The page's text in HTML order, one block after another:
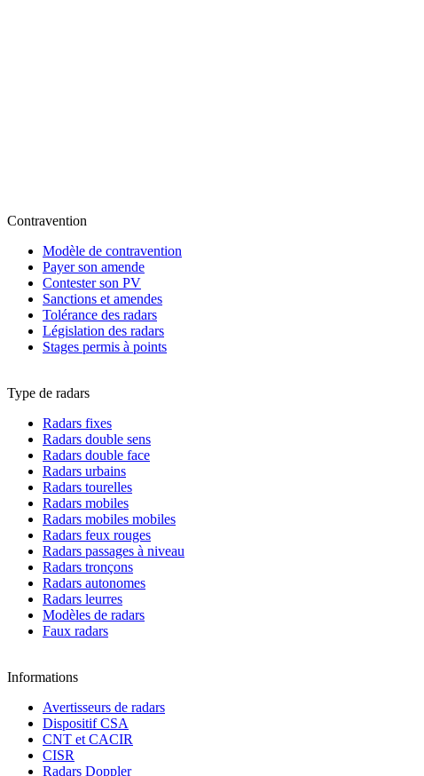
Contravention
Modèle de contravention
Payer son amende
Contester son PV
Sanctions et amendes
Tolérance des radars
Législation des radars
Stages permis à points
Type de radars
Radars fixes
Radars double sens
Radars double face
Radars urbains
Radars tourelles
Radars mobiles
Radars mobiles mobiles
Radars feux rouges
Radars passages à niveau
Radars tronçons
Radars autonomes
Radars leurres
Modèles de radars
Faux radars
Informations
Avertisseurs de radars
Dispositif CSA
CNT et CACIR
CISR
Radars Doppler